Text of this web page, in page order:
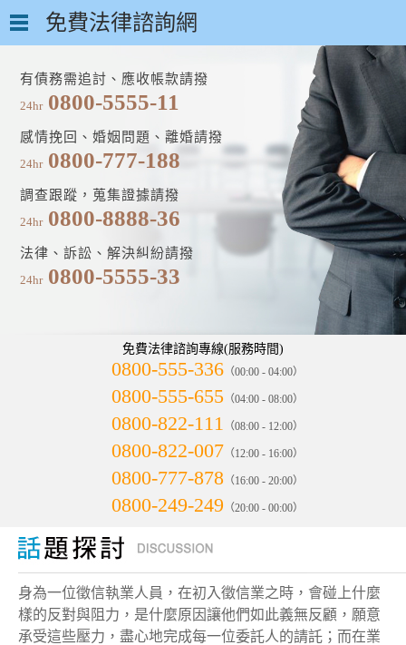
免費法律諮詢網
有債務需追討、應收帳款請撥
24hr 0800-5555-11
感情挽回、婚姻問題、離婚請撥
24hr 0800-777-188
調查跟蹤，蒐集證據請撥
24hr 0800-8888-36
法律、訴訟、解決糾紛請撥
24hr 0800-5555-33
免費法律諮詢專線(服務時間)
0800-555-336 （00:00 - 04:00）
0800-555-655 （04:00 - 08:00）
0800-822-111 （08:00 - 12:00）
0800-822-007 （12:00 - 16:00）
0800-777-878 （16:00 - 20:00）
0800-249-249 （20:00 - 00:00）
身為一位徵信執業人員，在初入徵信業之時，會碰上什麼
樣的反對與阻力，是什麼原因讓他們如此義無反顧，願意
承受這些壓力，盡心地完成每一位委託人的請託；而在業